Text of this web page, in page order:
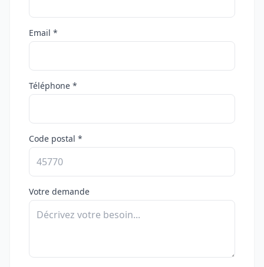
Email *
Téléphone *
Code postal *
Votre demande